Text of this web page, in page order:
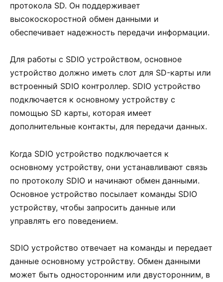
протокола SD. Он поддерживает
высокоскоростной обмен данными и
обеспечивает надежность передачи информации.
Для работы с SDIO устройством, основное
устройство должно иметь слот для SD-карты или
встроенный SDIO контроллер. SDIO устройство
подключается к основному устройству с
помощью SD карты, которая имеет
дополнительные контакты, для передачи данных.
Когда SDIO устройство подключается к
основному устройству, они устанавливают связь
по протоколу SDIO и начинают обмен данными.
Основное устройство посылает команды SDIO
устройству, чтобы запросить данные или
управлять его поведением.
SDIO устройство отвечает на команды и передает
данные основному устройству. Обмен данными
может быть односторонним или двусторонним, в